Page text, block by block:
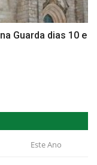
Guarda dias 10 e
Este Ano